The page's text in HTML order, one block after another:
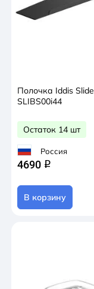
Полочка Iddis Slide
SLIBS00i44
Остаток 14 шт
Россия
4690 q
В корзину